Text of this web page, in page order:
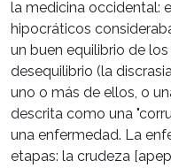
la medicina occidental:
hipocráticos
un buen equilibrio de
desequilibrio (la
uno o más de ellos, o
descrita como una
una enfermedad. La
etapas: la crudeza